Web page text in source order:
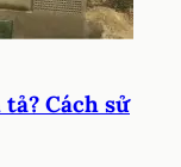
Cách sử